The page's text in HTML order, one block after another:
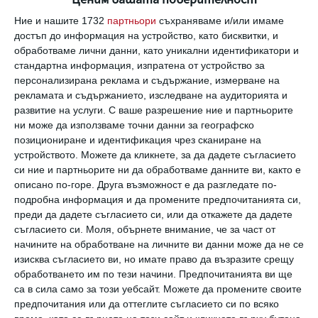
Ние и нашите 1732 партньори съхраняваме и/или имаме
достъп до информация на устройство, като бисквитки, и
обработваме лични данни, като уникални идентификатори и
стандартна информация, изпратена от устройство за
персонализирана реклама и съдържание, измерване на
рекламата и съдържанието, изследване на аудиторията и
развитие на услуги. С ваше разрешение ние и партньорите
ни може да използваме точни данни за географско
позициониране и идентификация чрез сканиране на
устройството. Можете да кликнете, за да дадете съгласието
си ние и партньорите ни да обработваме данните ви, както е
описано по-горе. Друга възможност е да разгледате по-
подробна информация и да промените предпочитанията си,
преди да дадете съгласието си, или да откажете да дадете
съгласието си.
Моля, обърнете внимание, че за част от
начините на обработване на личните ви данни може да не се
изисква съгласието ви, но имате право да възразите срещу
обработването им по тези начини. Предпочитанията ви ще
са в сила само за този уебсайт. Можете да промените своите
предпочитания или да оттеглите съгласието си по всяко
Коментари
Трябва да сте регистриран потребител за да
напишете коментар
Виж всички коментари
Най нови
Здраве
15 съвета за по-здравословен начин